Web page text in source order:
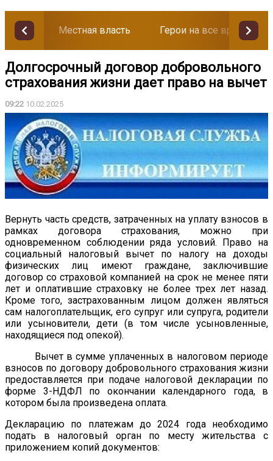
Местная власть Герои на все времена
Долгосрочный договор добровольного
страхования жизни дает право на вычет
09:22 10.02.2025
Вернуть часть средств, затраченных на уплату взносов в
рамках договора страхования, можно при
одновременном соблюдении ряда условий. Право на
социальный налоговый вычет по налогу на доходы
физических лиц имеют граждане, заключившие
договор со страховой компанией на срок не менее пяти
лет и оплатившие страховку не более трех лет назад.
Кроме того, застрахованным лицом должен являться
сам налогоплательщик, его супруг или супруга, родители
или усыновители, дети (в том числе усыновленные,
находящиеся под опекой).
Вычет в сумме уплаченных в налоговом периоде
взносов по договору добровольного страхования жизни
предоставляется при подаче налоговой декларации по
форме 3-НДФЛ по окончании календарного года, в
котором была произведена оплата.
Декларацию по платежам до 2024 года необходимо
подать в налоговый орган по месту жительства с
приложением копий документов: